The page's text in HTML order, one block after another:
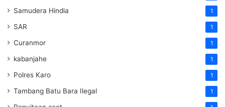
Samudera Hindia 1
SAR 1
Curanmor 1
kabanjahe 1
Polres Karo 1
Tambang Batu Bara Ilegal 1